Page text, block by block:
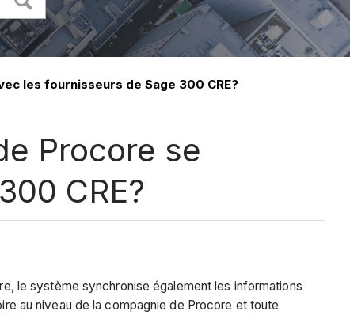
les fournisseurs de Sage 300 CRE?
Procore se
CRE?
le système synchronise également les informations
au niveau de la compagnie de Procore et toute